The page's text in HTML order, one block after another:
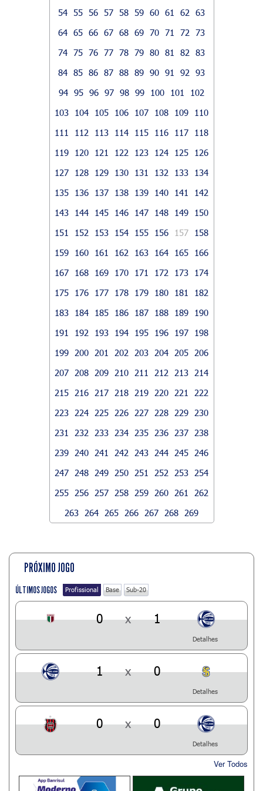
54 55 56 57 58 59 60 61 62
63
64 65 66 67 68 69 70 71 72
73
74 75 76 77 78 79 80 81 82
83
84 85 86 87 88 89 90 91 92
93
94 95 96 97 98 99 100 101
102
103
104 105 106 107 108 109
110
111
112 113 114 115 116 117
118
119
120 121 122 123 124 125
126
127
128 129 130 131 132 133
134
135
136 137 138 139 140 141
142
143
144 145 146 147 148 149
150
151
152 153 154 155 156 157
158
159
160 161 162 163 164 165
166
167
168 169 170 171 172 173
174
175
176 177 178 179 180 181
182
183
184 185 186 187 188 189
190
191
192 193 194 195 196 197
198
199
200 201 202 203 204 205
206
207
208 209 210 211 212 213
214
215
216 217 218 219 220 221
222
223
224 225 226 227 228 229
230
231
232 233 234 235 236 237
238
239
240 241 242 243 244 245
246
247
248 249 250 251 252 253
254
255
256 257 258 259 260 261
262
263
264 265 266 267 268 269
PRÓXIMO JOGO
ÚLTIMOS JOGOS Profissional Base Sub-20
0 x 1
Detalhes
1 x 0
Detalhes
0 x 0
Detalhes
Ver Todos